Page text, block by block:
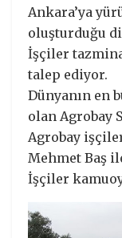
Ankara’ya
oluşturduğu
İşçiler
talep ediyor.
Dünyanın en
olan Agrobay
Agrobay
Mehmet Baş
İşçiler